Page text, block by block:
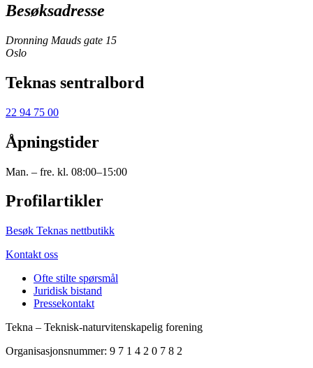
Besøksadresse
Dronning Mauds gate 15
Oslo
Teknas sentralbord
22 94 75 00
Åpningstider
Man. – fre. kl. 08:00–15:00
Profilartikler
Besøk Teknas nettbutikk
Kontakt oss
Ofte stilte spørsmål
Juridisk bistand
Pressekontakt
Tekna – Teknisk-naturvitenskapelig forening
Organisasjonsnummer: 9 7 1 4 2 0 7 8 2